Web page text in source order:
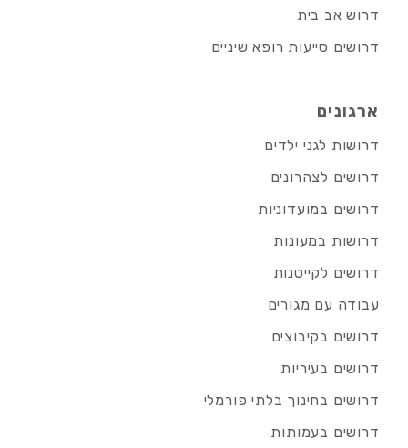
דרוש אב בית
דרושים סייעות רופא שיניים
ארגונים
דרושות לגני ילדים
דרושים לצהרונים
דרושים במועדוניות
דרושות במעונות
דרושים לקייטנות
עבודה עם מגורים
דרושים בקיבוצים
דרושים בעיריות
דרושים בחינוך בלתי פורמלי
דרושים בעמותות